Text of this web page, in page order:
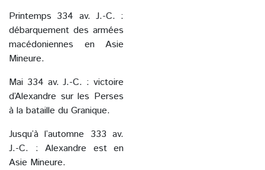
Printemps 334 av. J.-C. :
débarquement des armées
macédoniennes en Asie
Mineure.
Mai 334 av. J.-C. : victoire
d’Alexandre sur les Perses
à la bataille du Granique.
Jusqu’à l’automne 333 av.
J.-C. : Alexandre est en
Asie Mineure.